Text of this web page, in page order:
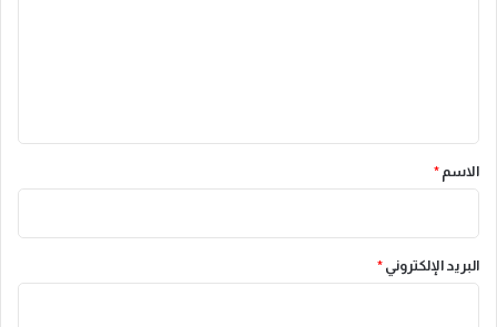
*
الاسم *
البريد الإلكتروني *